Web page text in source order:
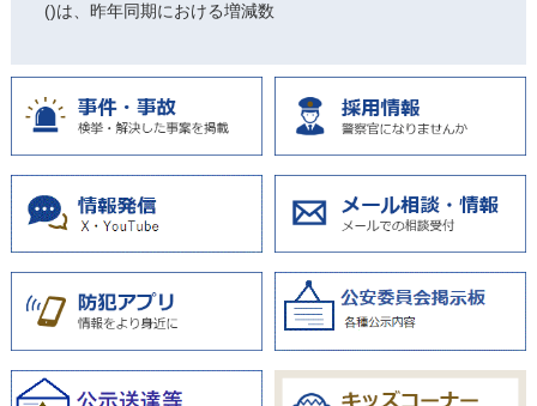
()は、昨年同期における増減数